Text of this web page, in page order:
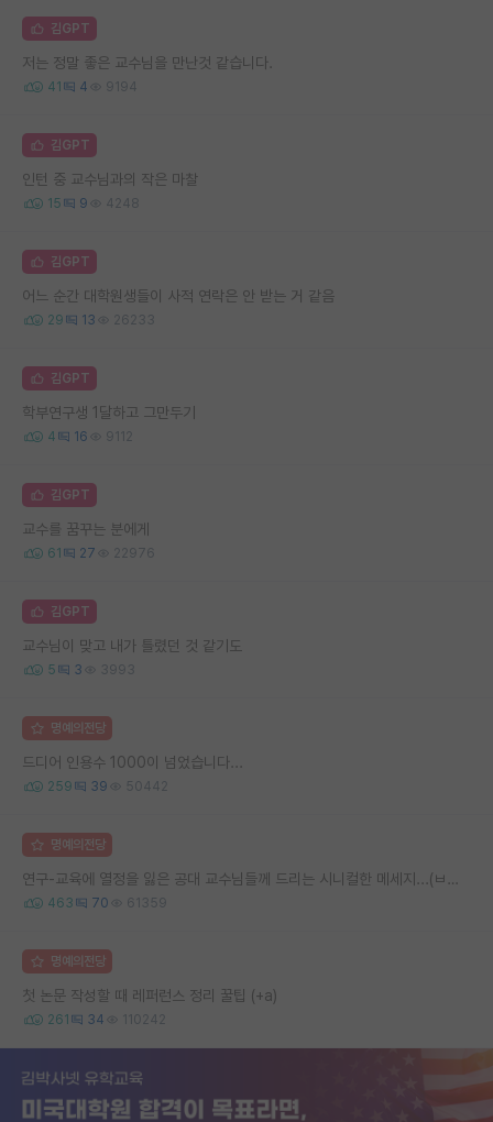
김GPT
저는 정말 좋은 교수님을 만난것 같습니다.
41 4 9194
김GPT
인턴 중 교수님과의 작은 마찰
15 9 4248
김GPT
어느 순간 대학원생들이 사적 연락은 안 받는 거 같음
29 13 26233
김GPT
학부연구생 1달하고 그만두기
4 16 9112
김GPT
교수를 꿈꾸는 분에게
61 27 22976
김GPT
교수님이 맞고 내가 틀렸던 것 같기도
5 3 3993
명예의전당
드디어 인용수 1000이 넘었습니다...
259 39 50442
명예의전당
연구-교육에 열정을 잃은 공대 교수님들께 드리는 시니컬한 메세지...(ㅂㄷㅂㄷ)
463 70 61359
명예의전당
첫 논문 작성할 때 레퍼런스 정리 꿀팁 (+a)
261 34 110242